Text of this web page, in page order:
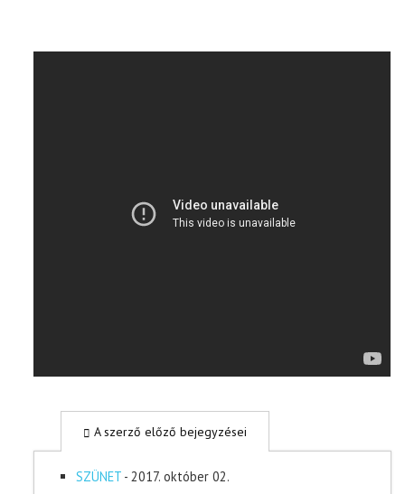
A szerző előző bejegyzései
SZÜNET - 2017. október 02.